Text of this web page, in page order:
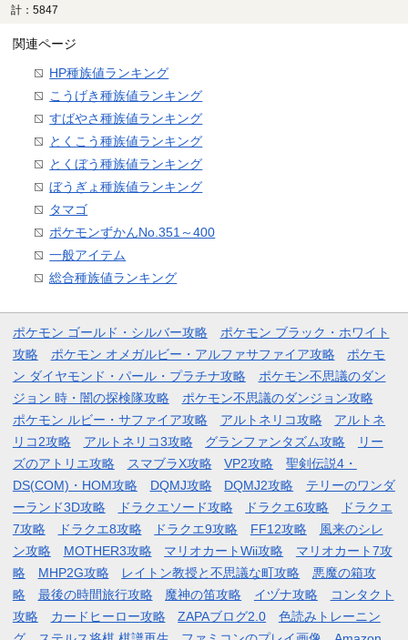
計：5847
関連ページ
HP種族値ランキング
こうげき種族値ランキング
すばやさ種族値ランキング
とくこう種族値ランキング
とくぼう種族値ランキング
ぼうぎょ種族値ランキング
タマゴ
ポケモンずかんNo.351～400
一般アイテム
総合種族値ランキング
ポケモン ゴールド・シルバー攻略
ポケモン ブラック・ホワイト
攻略
ポケモン オメガルビー・アルファサファイア攻略
ポケモ
ン ダイヤモンド・パール・プラチナ攻略
ポケモン不思議のダン
ジョン 時・闇の探検隊攻略
ポケモン不思議のダンジョン攻略
ポケモン ルビー・サファイア攻略
アルトネリコ攻略
アルトネ
リコ2攻略
アルトネリコ3攻略 グランファンタズム攻略
リー
ズのアトリエ攻略
スマブラX攻略 VP2攻略
聖剣伝説4・
DS(COM)・HOM攻略
DQMJ攻略 DQMJ2攻略
テリーのワンダ
ーランド3D攻略
ドラクエソード攻略 ドラクエ6攻略
ドラクエ
7攻略
ドラクエ8攻略 ドラクエ9攻略 FF12攻略
風来のシレ
ン攻略
MOTHER3攻略 マリオカートWii攻略
マリオカート7攻
略
MHP2G攻略 レイトン教授と不思議な町攻略
悪魔の箱攻
略
最後の時間旅行攻略 魔神の笛攻略 イヅナ攻略
コンタクト
攻略
カードヒーロー攻略 ZAPAブログ2.0
色読みトレーニン